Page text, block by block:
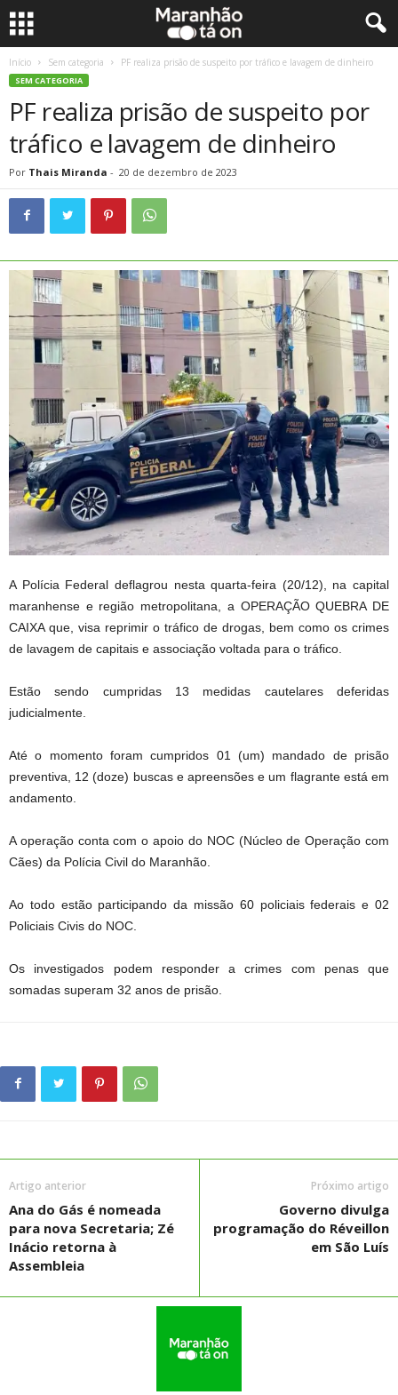
Início Sem categoria PF realiza prisão de suspeito por tráfico e lavagem de dinheiro
SEM CATEGORIA
PF realiza prisão de suspeito por
tráfico e lavagem de dinheiro
Por Thais Miranda - 20 de dezembro de 2023
A Polícia Federal deflagrou nesta quarta-feira (20/12), na capital
maranhense e região metropolitana, a OPERAÇÃO QUEBRA DE
CAIXA que, visa reprimir o tráfico de drogas, bem como os crimes
de lavagem de capitais e associação voltada para o tráfico.
Estão sendo cumpridas 13 medidas cautelares deferidas
judicialmente.
Até o momento foram cumpridos 01 (um) mandado de prisão
preventiva, 12 (doze) buscas e apreensões e um flagrante está em
andamento.
A operação conta com o apoio do NOC (Núcleo de Operação com
Cães) da Polícia Civil do Maranhão.
Ao todo estão participando da missão 60 policiais federais e 02
Policiais Civis do NOC.
Os investigados podem responder a crimes com penas que
somadas superam 32 anos de prisão.
Artigo anterior
Ana do Gás é nomeada
para nova Secretaria; Zé
Inácio retorna à
Assembleia
Próximo artigo
Governo divulga
programação do Réveillon
em São Luís